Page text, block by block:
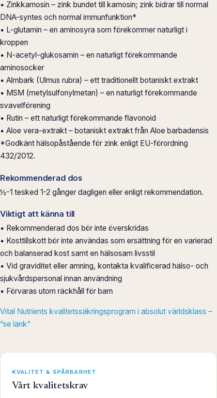
• Zinkkarnosin – zink bundet till karnosin; zink bidrar till normal
DNA-syntes och normal immunfunktion*
• L-glutamin – en aminosyra som förekommer naturligt i
kroppen
• N-acetyl-glukosamin – en naturligt förekommande
aminosocker
• Almbark (Ulmus rubra) – ett traditionellt botaniskt extrakt
• MSM (metylsulfonylmetan) – en naturligt förekommande
svavelförening
• Rutin – ett naturligt förekommande flavonoid
• Aloe vera-extrakt – botaniskt extrakt från Aloe barbadensis
*Godkänt hälsopåstående för zink enligt EU-förordning
432/2012.
Rekommenderad dos
½-1 tesked 1-2 gånger dagligen eller enligt rekommendation.
Viktigt att känna till
• Rekommenderad dos bör inte överskridas
• Kosttillskott bör inte användas som ersättning för en varierad
och balanserad kost samt en hälsosam livsstil
• Vid graviditet eller amning, kontakta kvalificerad hälso- och
sjukvårdspersonal innan användning
• Förvaras utom räckhåll för barn
Vital Nutrients kvalitetssäkringsprogram i absolut världsklass –
”se länk”
KVALITET & SPÅRBARHET
Vårt kvalitetskrav